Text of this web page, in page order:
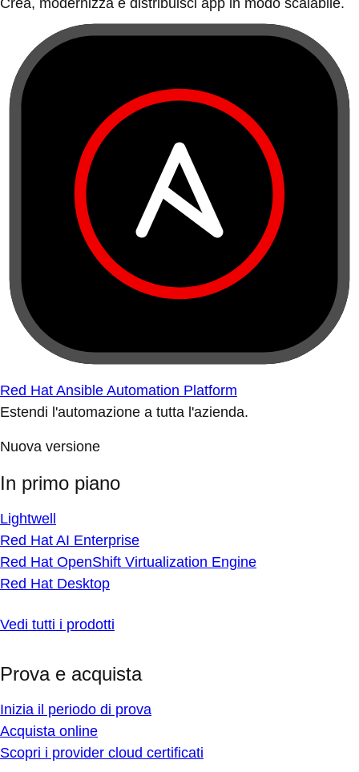
Crea, modernizza e distribuisci app in modo scalabile.
Red Hat Ansible Automation Platform
Estendi l'automazione a tutta l'azienda.
Nuova versione
In primo piano
Lightwell
Red Hat AI Enterprise
Red Hat OpenShift Virtualization Engine
Red Hat Desktop
Vedi tutti i prodotti
Prova e acquista
Inizia il periodo di prova
Acquista online
Scopri i provider cloud certificati